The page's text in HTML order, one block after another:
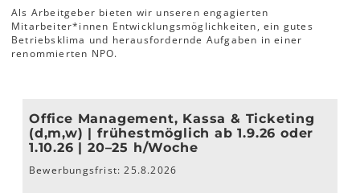
Als Arbeitgeber bieten wir unseren engagierten
Mitarbeiter*innen Entwicklungsmöglichkeiten, ein gutes
Betriebsklima und herausfordernde Aufgaben in einer
renommierten NPO.
Office Management, Kassa & Ticketing
(d,m,w) | frühestmöglich ab 1.9.26 oder
1.10.26 | 20–25 h/Woche
Bewerbungsfrist: 25.8.2026